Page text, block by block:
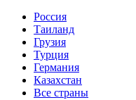
Россия
Таиланд
Грузия
Турция
Германия
Казахстан
Все страны